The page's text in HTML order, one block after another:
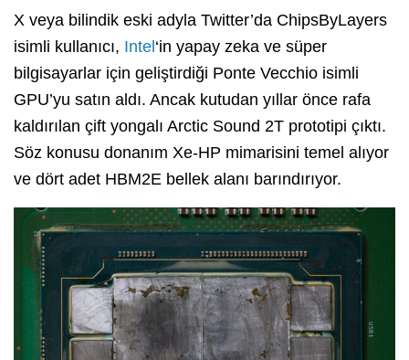
X veya bilindik eski adyla Twitter’da ChipsByLayers
isimli kullanıcı, Intel‘in yapay zeka ve süper
bilgisayarlar için geliştirdiği Ponte Vecchio isimli
GPU’yu satın aldı. Ancak kutudan yıllar önce rafa
kaldırılan çift yongalı Arctic Sound 2T prototipi çıktı.
Söz konusu donanım Xe-HP mimarisini temel alıyor
ve dört adet HBM2E bellek alanı barındırıyor.